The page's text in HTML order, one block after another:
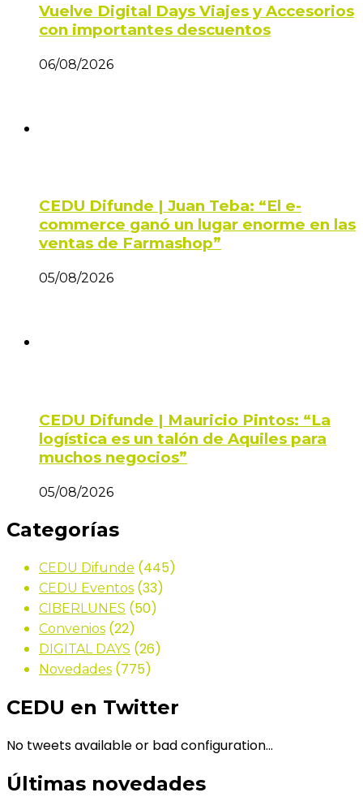
Vuelve Digital Days Viajes y Accesorios
con importantes descuentos
06/08/2026
CEDU Difunde | Juan Teba: “El e-
commerce ganó un lugar enorme en las
ventas de Farmashop”
05/08/2026
CEDU Difunde | Mauricio Pintos: “La
logística es un talón de Aquiles para
muchos negocios”
05/08/2026
Categorías
CEDU Difunde (445)
CEDU Eventos (33)
CIBERLUNES (50)
Convenios (22)
DIGITAL DAYS (26)
Novedades (775)
CEDU en Twitter
No tweets available or bad configuration...
Últimas novedades